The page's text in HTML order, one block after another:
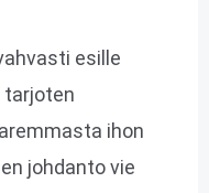
esille
tarjoten
ihon
johdanto vie